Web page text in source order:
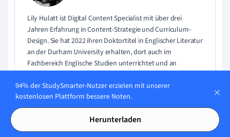
Lily Hulatt ist Digital Content Specialist mit über drei
Jahren Erfahrung in Content-Strategie und Curriculum-
Design. Sie hat 2022 ihren Doktortitel in Englischer Literatur
an der Durham University erhalten, dort auch im
Fachbereich Englische Studien unterrichtet und an
Expertin für Englische Literatur, Englische Sprache,
Geschichte und Philosophie.
Lerne Lily kennen
94% der StudySmarter-Nutzer erzielen mit unserer
kostenlosen Plattform bessere Noten.
Herunterladen